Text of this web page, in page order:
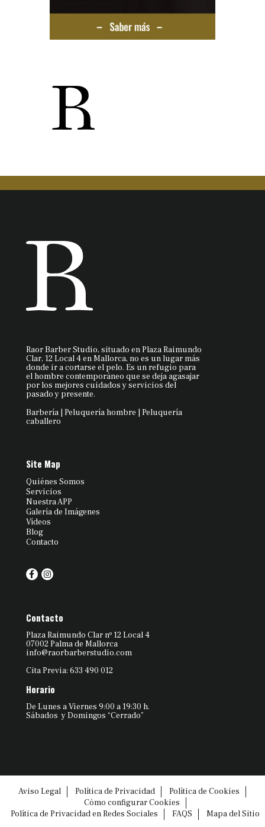
Raor Barber Studio, situado en Plaza Raimundo
Clar, 12 Local 4 en Mallorca, no es un lugar más
donde ir a cortarse el pelo. Es un refugio para
el hombre contemporáneo que se deja agasajar
por los mejores cuidados y servicios del
pasado y presente.
Barbería | Peluquería hombre | Peluquería
caballero
Site Map
Quiénes Somos
Servicios
Nuestra APP
Galería de Imágenes
Vídeos
Blog
Contacto
Contacto
Plaza Raimundo Clar nº 12 Local 4
07002 Palma de Mallorca
info@raorbarberstudio.com
Cita Previa: 633 490 012
Horario
De Lunes a Viernes 9:00 a 19:30 h.
Sábados y Domingos “Cerrado”
Aviso Legal Política de Privacidad
Política de Cookies
Cómo configurar Cookies
Política de Privacidad en Redes Sociales
FAQS Mapa del Sitio